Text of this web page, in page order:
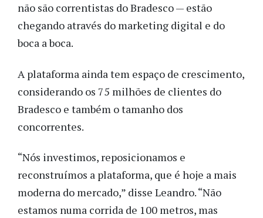
não são correntistas do Bradesco — estão
chegando através do marketing digital e do
boca a boca.
A plataforma ainda tem espaço de crescimento,
considerando os 75 milhões de clientes do
Bradesco e também o tamanho dos
concorrentes.
“Nós investimos, reposicionamos e
reconstruímos a plataforma, que é hoje a mais
moderna do mercado,” disse Leandro. “Não
estamos numa corrida de 100 metros, mas